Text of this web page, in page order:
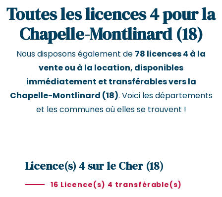
Toutes les licences 4 pour la
Chapelle-Montlinard (18)
Nous disposons également de 78 licences 4 à la
vente ou à la location, disponibles
immédiatement et transférables vers la
Chapelle-Montlinard (18). Voici les départements
et les communes où elles se trouvent !
Licence(s) 4 sur le Cher (18)
16 Licence(s) 4 transférable(s)